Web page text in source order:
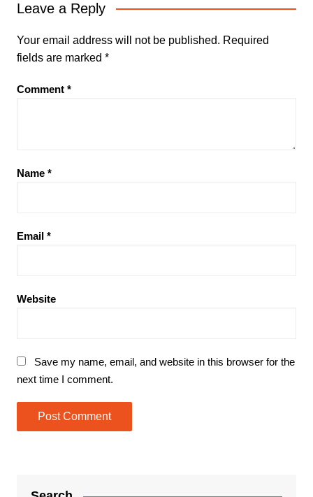
Leave a Reply
Your email address will not be published. Required
fields are marked *
Comment *
Name *
Email *
Website
Save my name, email, and website in this browser for the
next time I comment.